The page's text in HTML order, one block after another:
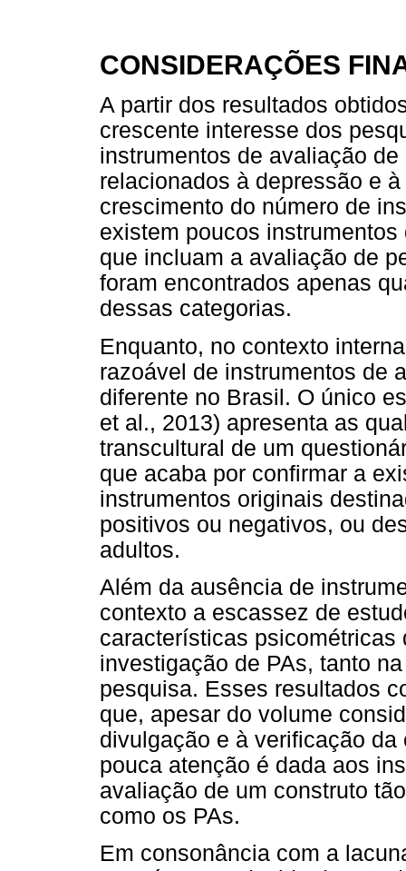
CONSIDERAÇÕES
A partir dos resultados
crescente interesse dos
instrumentos de avaliação
relacionados à depressão e
crescimento do número de
existem poucos
que incluam a avaliação de
foram encontrados apenas
dessas categorias.
Enquanto, no contexto
razoável de instrumentos de
diferente no Brasil. O único
et al., 2013) apresenta as
transcultural de um
que acaba por confirmar a
instrumentos originais
positivos ou negativos, ou
adultos.
Além da ausência de
contexto a escassez de
características
investigação de PAs, tanto
pesquisa. Esses resultados
que, apesar do volume
divulgação e à verificação
pouca atenção é dada aos
avaliação de um construto
como os PAs.
Em consonância com a